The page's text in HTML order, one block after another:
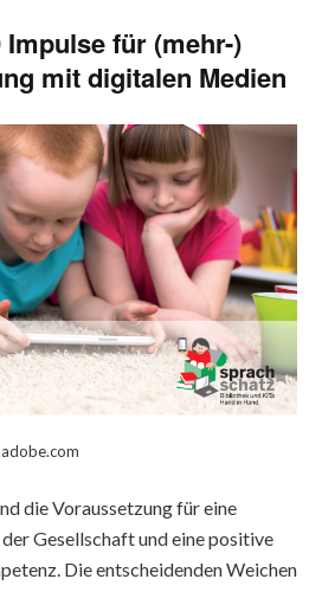
für (mehr-)
mit digitalen Medien
die Voraussetzung für eine
Gesellschaft und eine positive
Die entscheidenden Weichen